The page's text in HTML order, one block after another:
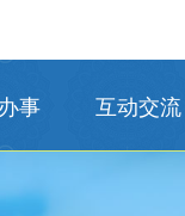
事 互动交流